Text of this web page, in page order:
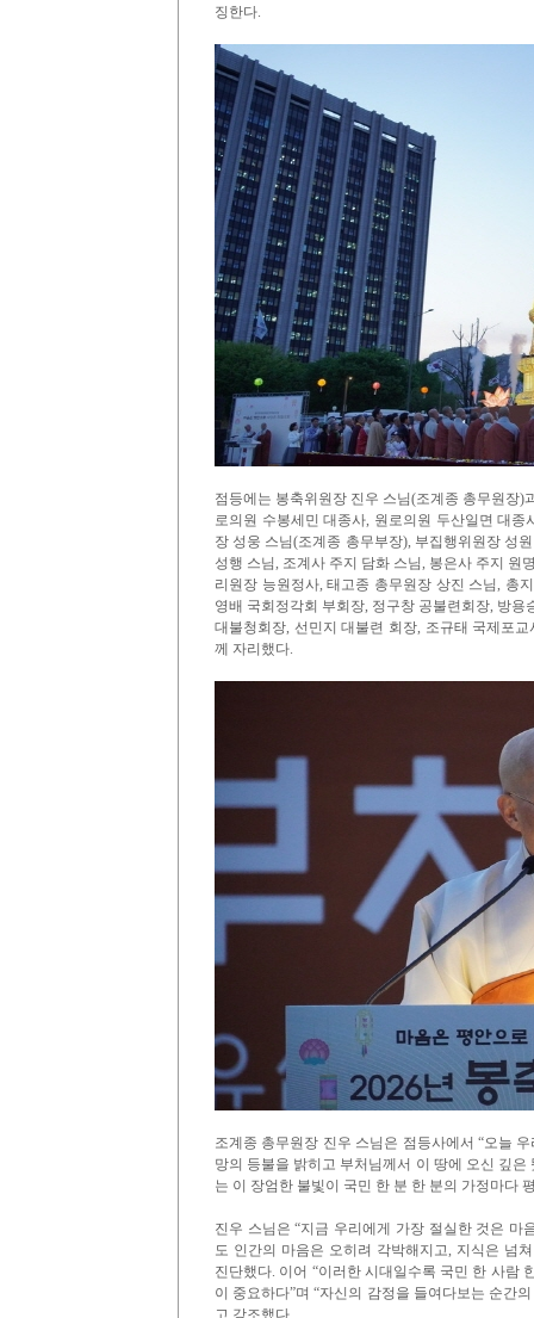
징한다.
점등에는 봉축위원장 진우 스님(조계종 총무원장
로의원 수봉세민 대종사, 원로의원 두산일면 대
장 성웅 스님(조계종 총무부장), 부집행위원장 성
성행 스님, 조계사 주지 담화 스님, 봉은사 주지 원
리원장 능원정사, 태고종 총무원장 상진 스님, 총
영배 국회정각회 부회장, 정구창 공불련회장, 방
대불청회장, 선민지 대불련 회장, 조규태 국제포
께 자리했다.
조계종 총무원장 진우 스님은 점등사에서 “오늘
망의 등불을 밝히고 부처님께서 이 땅에 오신 깊
는 이 장엄한 불빛이 국민 한 분 한 분의 가정마다
진우 스님은 “지금 우리에게 가장 절실한 것은 마
도 인간의 마음은 오히려 각박해지고, 지식은 넘
진단했다. 이어 “이러한 시대일수록 국민 한 사람
이 중요하다”며 “자신의 감정을 들여다보는 순간
고 강조했다.